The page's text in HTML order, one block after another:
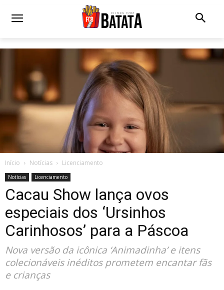
Início Notícias Licenciamento
Notícias Licenciamento
Cacau Show lança ovos
especiais dos ‘Ursinhos
Carinhosos’ para a Páscoa
Nova versão da icônica ‘Animadinha’ e itens
colecionáveis inéditos prometem encantar fãs
e crianças